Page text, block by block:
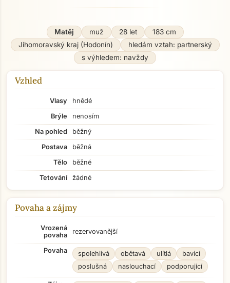
Matěj muž 28 let
183 cm
Jihomoravský kraj (Hodonín)
hledám vztah: partnerský
s výhledem: navždy
Vzhled
Vlasy
hnědé
Brýle
nenosím
Na pohled
běžný
Postava
běžná
Tělo
běžné
Tetování
žádné
Povaha a zájmy
Vrozená
povaha
rezervovanější
Povaha spolehlivá obětavá ulítlá
bavící
poslušná
naslouchací podporující